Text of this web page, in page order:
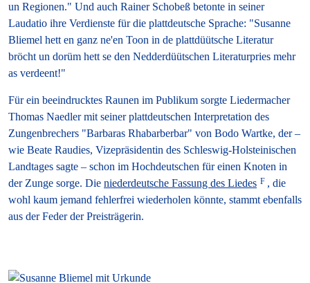
un Regionen." Und auch Rainer Schobeß betonte in seiner
Laudatio ihre Verdienste für die plattdeutsche Sprache: "Susanne
Bliemel hett en ganz ne'en Toon in de plattdüütsche Literatur
bröcht un dorüm hett se den Nedderdüütschen Literaturpries mehr
as verdeent!"
Für ein beeindrucktes Raunen im Publikum sorgte Liedermacher
Thomas Naedler mit seiner plattdeutschen Interpretation des
Zungenbrechers "Barbaras Rhabarberbar" von Bodo Wartke, der –
wie Beate Raudies, Vizepräsidentin des Schleswig-Holsteinischen
Landtages sagte – schon im Hochdeutschen für einen Knoten in
der Zunge sorge. Die niederdeutsche Fassung des Liedes
, die
wohl kaum jemand fehlerfrei wiederholen könnte, stammt ebenfalls
aus der Feder der Preisträgerin.